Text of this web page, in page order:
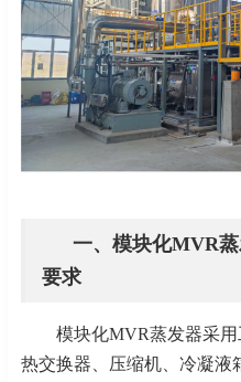
一、模块化MVR
要求
模块化MVR蒸发器采用
热交换器、压缩机、冷凝液